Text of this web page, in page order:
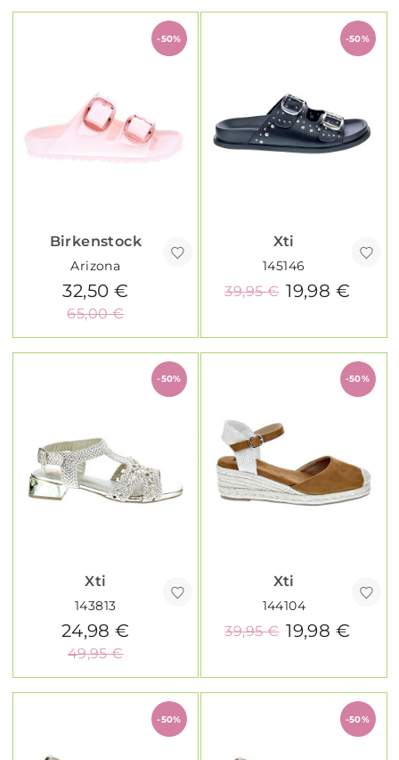
-50%
Birkenstock
Arizona
32,50 €
65,00 €
-50%
Xti
145146
19,98 €
39,95 €
-50%
Xti
143813
24,98 €
49,95 €
-50%
Xti
144104
19,98 €
39,95 €
-50% -50%